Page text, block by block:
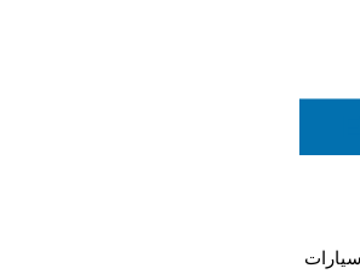
سيارات